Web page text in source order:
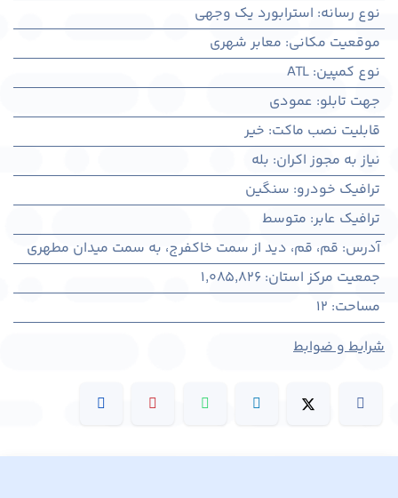
نوع رسانه: استرابورد یک وجهی
موقعیت مکانی: معابر شهری
نوع کمپین:
ATL
جهت تابلو: عمودی
قابلیت نصب ماکت: خیر
نیاز به مجوز اکران: بله
ترافیک خودرو: سنگین
ترافیک عابر: متوسط
آدرس: قم، قم، دید از سمت خاکفرج، به سمت میدان مطهری
جمعیت مرکز استان:
1,085,826
مساحت:
12
شرایط و ضوابط